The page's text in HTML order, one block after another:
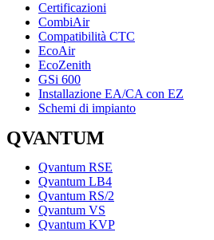
Certificazioni
CombiAir
Compatibilità CTC
EcoAir
EcoZenith
GSi 600
Installazione EA/CA con EZ
Schemi di impianto
QVANTUM
Qvantum RSE
Qvantum LB4
Qvantum RS/2
Qvantum VS
Qvantum KVP